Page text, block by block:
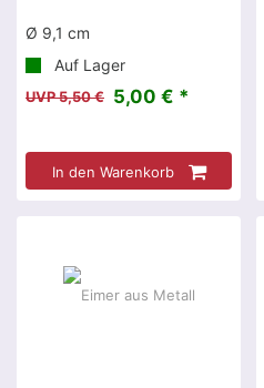
Ø 9,1 cm
Auf Lager
UVP 5,50 € 5,00 € *
In den Warenkorb